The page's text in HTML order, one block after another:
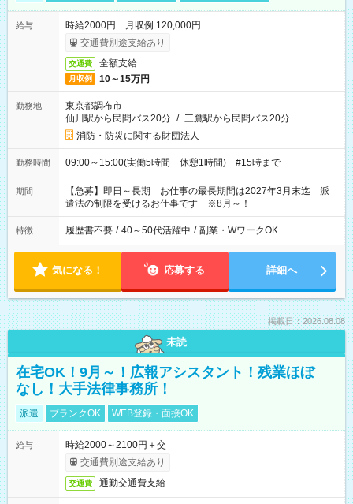
給与
時給2000円 月収例 120,000円
交通費別途支給あり
交通費 全額支給
月収例 10～15万円
勤務地
東京都調布市
仙川駅から民間バス20分 / 三鷹駅から民間バス20分
消防・防災に関する財団法人
勤務時間 09:00～15:00(実働5時間 休憩1時間) #15時まで
期間
【急募】即日～長期 お仕事の最長期間は2027年3月末迄 派
遣法の制限を受けるお仕事です ※8月～！
特徴 履歴書不要 / 40～50代活躍中 / 副業・WワークOK
気になる！ 応募する 詳細へ
掲載日：2026.08.08
未読
在宅OK！9月～！広報アシスタント！残業ほぼ
なし！大手法律事務所！
派遣 ブランクOK WEB登録・面接OK
給与
時給2000～2100円＋交
交通費別途支給あり
交通費 通勤交通費支給